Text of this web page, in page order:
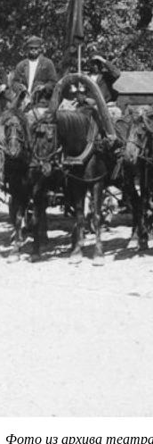
Фото из архива